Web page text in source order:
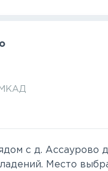
с д. Ассаурово
Место